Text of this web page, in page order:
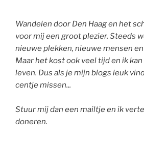
Wandelen door Den Haag en het
voor mij een groot plezier. Steeds
nieuwe plekken, nieuwe mensen
Maar het kost ook veel tijd en ik
leven. Dus als je mijn blogs leuk
centje missen...
Stuur mij dan een mailtje en ik
doneren.